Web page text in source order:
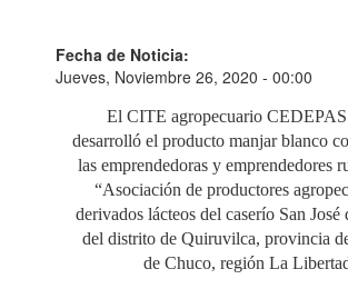
Fecha de Noticia:
Jueves, Noviembre 26, 2020 - 00:00
El CITE agropecuario
desarrolló el producto manjar blanco
las emprendedoras y emprendedores
“Asociación de productores
derivados lácteos del caserío San José
del distrito de Quiruvilca, provincia
de Chuco, región La